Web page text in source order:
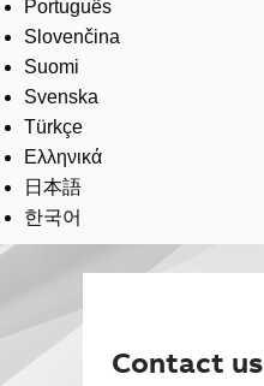
Português
Slovenčina
Suomi
Svenska
Türkçe
Ελληνικά
日本語
한국어
Contact us